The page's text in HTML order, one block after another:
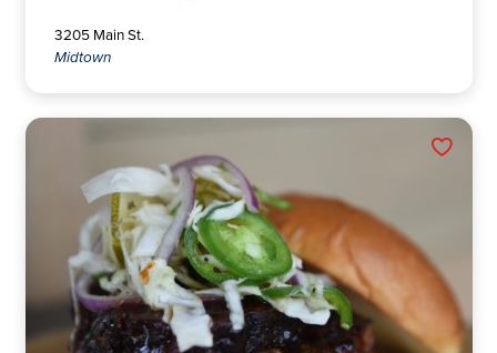
3205 Main St.
Midtown